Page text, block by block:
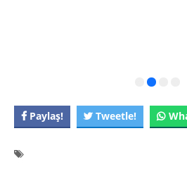
Paylaş! Tweetle!